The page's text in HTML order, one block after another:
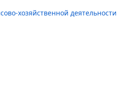
хозяйственной деятельности